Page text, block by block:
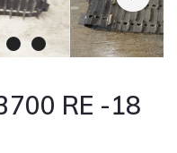
RE -18